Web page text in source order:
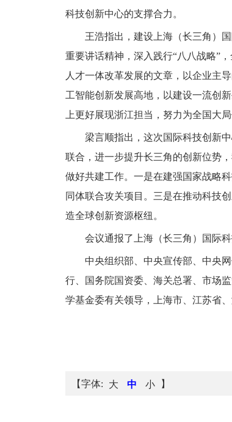
科技创新中心的支撑合力。
王浩指出，建设上海（长三角）
重要讲话精神，深入践行“八八战略”
人才一体改革发展的文章，以企业主
工智能创新发展高地，以建设一流创
上更好展现浙江担当，努力为全国大
梁言顺指出，这次国际科技创新
联合，进一步提升长三角的创新位势
做好共建工作。一是在建强国家战略
同体联合攻关项目。三是在推动科技
造全球创新资源枢纽。
会议通报了上海（长三角）国际
中央组织部、中央宣传部、中央
行、国务院国资委、海关总署、市场
学基金委有关领导，上海市、江苏省
【字体: 大 中 小 】